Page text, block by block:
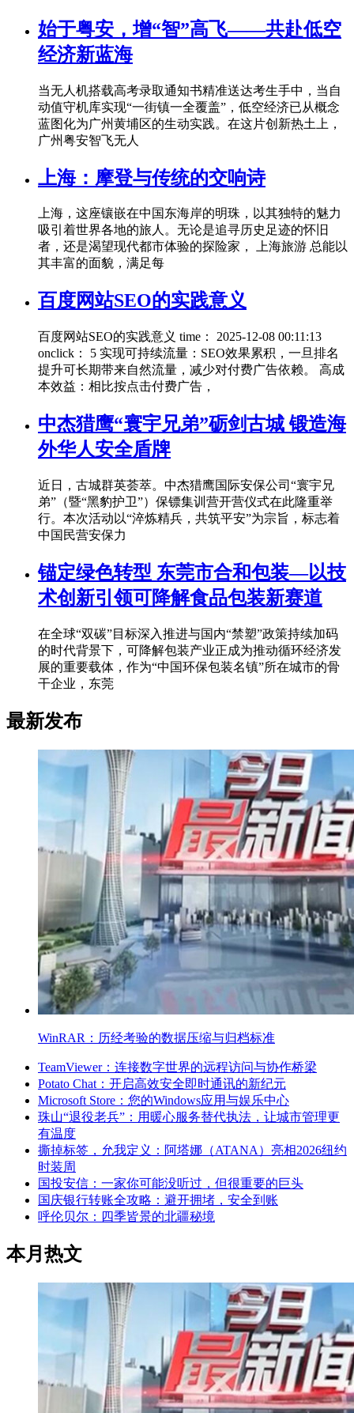
始于粤安，增“智”高飞——共赴低空
经济新蓝海
当无人机搭载高考录取通知书精准送达考生手中，当自
动值守机库实现“一街镇一全覆盖”，低空经济已从概念
蓝图化为广州黄埔区的生动实践。在这片创新热土上，
广州粤安智飞无人
上海：摩登与传统的交响诗
上海，这座镶嵌在中国东海岸的明珠，以其独特的魅力
吸引着世界各地的旅人。无论是追寻历史足迹的怀旧
者，还是渴望现代都市体验的探险家， 上海旅游 总能以
其丰富的面貌，满足每
百度网站SEO的实践意义
百度网站SEO的实践意义 time： 2025-12-08 00:11:13
onclick： 5 实现可持续流量：SEO效果累积，一旦排名
提升可长期带来自然流量，减少对付费广告依赖。 高成
本效益：相比按点击付费广告，
中杰猎鹰“寰宇兄弟”砺剑古城 锻造海
外华人安全盾牌
近日，古城群英荟萃。中杰猎鹰国际安保公司“寰宇兄
弟”（暨“黑豹护卫”）保镖集训营开营仪式在此隆重举
行。本次活动以“淬炼精兵，共筑平安”为宗旨，标志着
中国民营安保力
锚定绿色转型 东莞市合和包装—以技
术创新引领可降解食品包装新赛道
在全球“双碳”目标深入推进与国内“禁塑”政策持续加码
的时代背景下，可降解包装产业正成为推动循环经济发
展的重要载体，作为“中国环保包装名镇”所在城市的骨
干企业，东莞
最新发布
WinRAR：历经考验的数据压缩与归档标准
TeamViewer：连接数字世界的远程访问与协作桥梁
Potato Chat：开启高效安全即时通讯的新纪元
Microsoft Store：您的Windows应用与娱乐中心
珠山“退役老兵”：用暖心服务替代执法，让城市管理更
有温度
撕掉标签，允我定义：阿塔娜（ATANA）亮相2026纽约
时装周
国投安信：一家你可能没听过，但很重要的巨头
国庆银行转账全攻略：避开拥堵，安全到账
呼伦贝尔：四季皆景的北疆秘境
本月热文